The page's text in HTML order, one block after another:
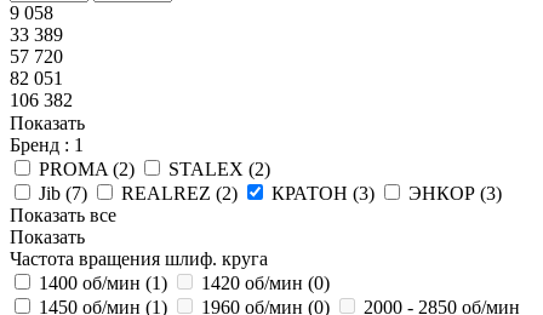
9 058
33 389
57 720
82 051
106 382
Показать
Бренд : 1
PROMA (2) STALEX (2)
Jib (7) REALREZ (2) КРАТОН (3) ЭНКОР (3)
Показать все
Показать
Частота вращения шлиф. круга
1400 об/мин (1) 1420 об/мин (0)
1450 об/мин (1) 1960 об/мин (0) 2000 - 2850 об/мин